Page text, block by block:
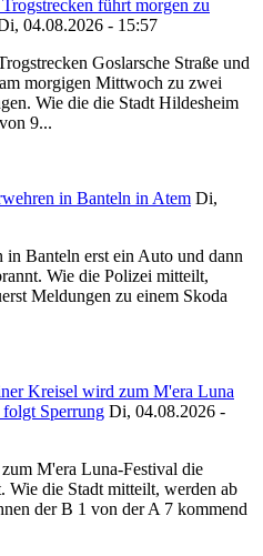
führt morgen zu
04.08.2026 - 15:57
Goslarsche Straße und
morgigen Mittwoch zu zwei
Wie die die Stadt Hildesheim
9...
in Banteln in Atem Di,
in Banteln erst ein Auto und dann
Wie die Polizei mitteilt,
Meldungen zu einem Skoda
Kreisel wird zum M'era Luna
folgt Sperrung Di, 04.08.2026 -
M'era Luna-Festival die
Wie die Stadt mitteilt, werden ab
der B 1 von der A 7 kommend